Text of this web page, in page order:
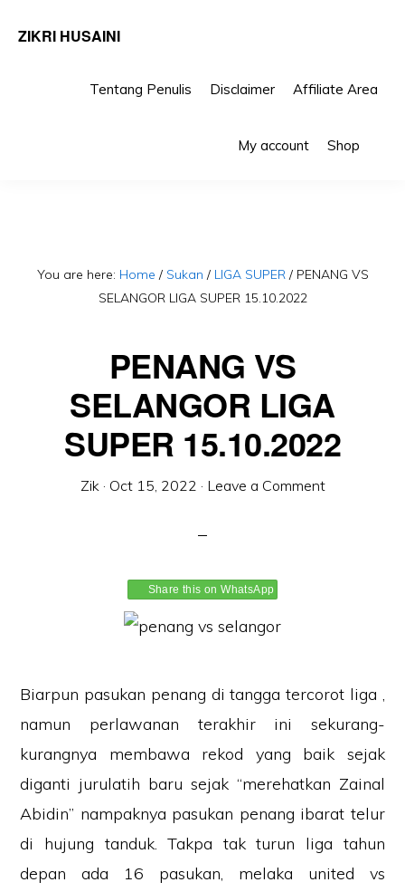
ZIKRI HUSAINI
Tentang Penulis Disclaimer Affiliate Area
My account Shop
You are here: Home / Sukan / LIGA SUPER /PENANG VS
SELANGOR LIGA SUPER 15.10.2022
PENANG VS
SELANGOR LIGA
SUPER 15.10.2022
Zik· Oct 15, 2022 · Leave a Comment
Share this on WhatsApp
Biarpun pasukan penang di tangga tercorot liga ,
namun perlawanan terakhir ini sekurang-
kurangnya membawa rekod yang baik sejak
diganti jurulatih baru sejak “merehatkan Zainal
Abidin” nampaknya pasukan penang ibarat telur
di hujung tanduk. Takpa tak turun liga tahun
depan ada 16 pasukan, melaka united vs